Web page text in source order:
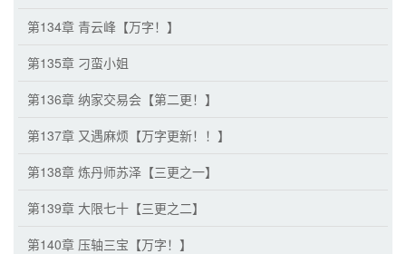
第134章 青云峰【万字！】
第135章 刁蛮小姐
第136章 纳家交易会【第二更！】
第137章 又遇麻烦【万字更新！！】
第138章 炼丹师苏泽【三更之一】
第139章 大限七十【三更之二】
第140章 压轴三宝【万字！】